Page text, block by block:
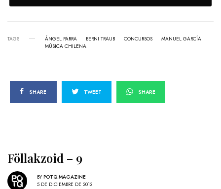
TAGS ÁNGEL PARRA BERNI TRAUB CONCURSOS
MANUEL GARCÍA
MÚSICA CHILENA
SHARE TWEET SHARE
Föllakzoid – 9
BY POTQ MAGAZINE
5 DE DICIEMBRE DE 2013